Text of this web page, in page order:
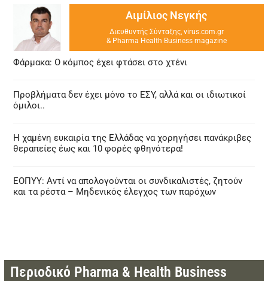
Αιμίλιος Νεγκής
Διευθυντής Σύνταξης, virus.com.gr
& Pharma Health Business magazine
Φάρμακα: Ο κόμπος έχει φτάσει στο χτένι
Προβλήματα δεν έχει μόνο το ΕΣΥ, αλλά και οι ιδιωτικοί
όμιλοι..
Η χαμένη ευκαιρία της Ελλάδας να χορηγήσει πανάκριβες
θεραπείες έως και 10 φορές φθηνότερα!
ΕΟΠΥΥ: Αντί να απολογούνται οι συνδικαλιστές, ζητούν
και τα ρέστα – Μηδενικός έλεγχος των παρόχων
Περιοδικό Pharma & Health Business